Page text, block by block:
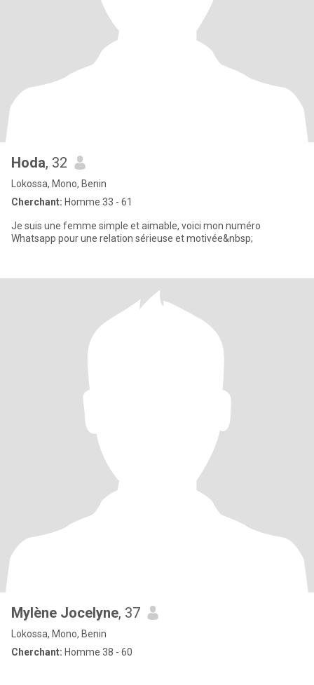
Hoda, 32
Lokossa, Mono, Benin
Cherchant: Homme 33 - 61
Je suis une femme simple et aimable, voici mon numéro
Whatsapp pour une relation sérieuse et motivée&nbsp;
Mylène Jocelyne, 37
Lokossa, Mono, Benin
Cherchant: Homme 38 - 60